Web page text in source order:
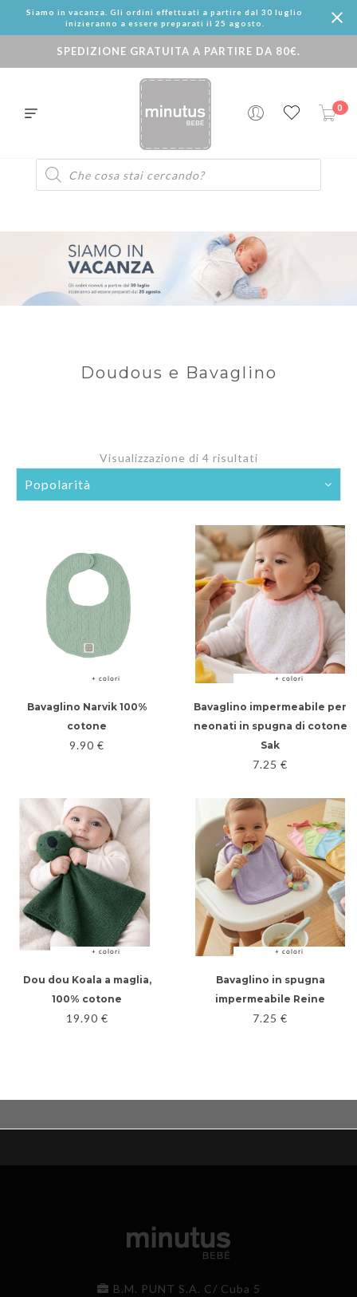
Siamo in vacanza. Gli ordini effettuati a partire dal 30 luglio
inizieranno a essere preparati il 25 agosto.
SPEDIZIONE GRATUITA A PARTIRE DA 80€.
0
Products
search
Doudous e Bavaglino
Visualizzazione di 4 risultati
Popolarità
+ colori
Bavaglino Narvik 100%
cotone
9.90 €
+ colori
Bavaglino impermeabile per
neonati in spugna di cotone
Sak
7.25 €
+ colori
Dou dou Koala a maglia,
100% cotone
19.90 €
+ colori
Bavaglino in spugna
impermeabile Reine
7.25 €
B.M. PUNT S.A. C/ Cuba 5